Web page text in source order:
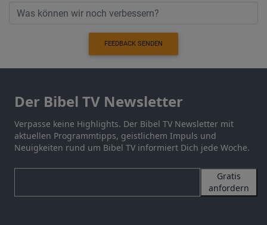
FEEDBACK SENDEN
Der Bibel TV Newsletter
Verpasse keine Highlights. Der Bibel TV Newsletter mit
aktuellen Programmtipps, geistlichem Impuls und
Neuigkeiten rund um Bibel TV informiert Dich jede Woche.
Gratis
anfordern